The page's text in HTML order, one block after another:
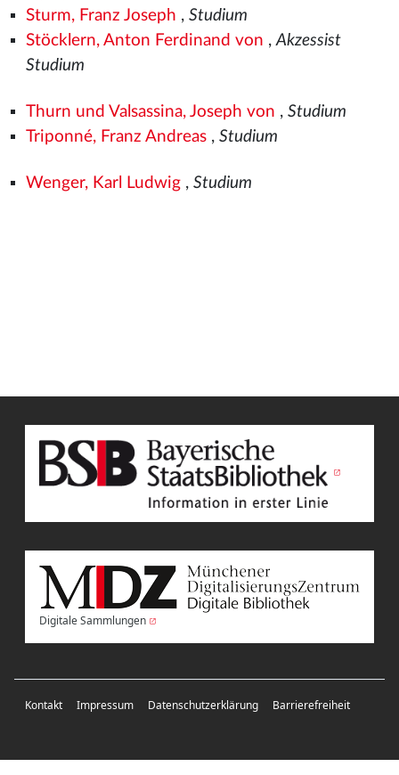
Sturm, Franz Joseph , Studium
Stöcklern, Anton Ferdinand von ,Akzessist
Studium
Thurn und Valsassina, Joseph von , Studium
Triponné, Franz Andreas, Studium
Wenger, Karl Ludwig, Studium
Digitale Sammlungen
Kontakt Impressum Datenschutzerklärung Barrierefreiheit